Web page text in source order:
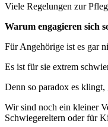
Viele Regelungen zur
Warum engagieren sich
Für Angehörige ist es gar
Es ist für sie extrem
Denn so paradox es
Wir sind noch ein kleiner
Schwiegereltern oder für